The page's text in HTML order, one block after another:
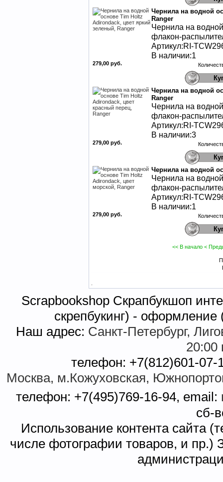
Чернила на водной
Ranger
Чернила на
флакон-
Артикул:RI-
В наличии:1
279,00 руб.
Чернила на водной
Ranger
Чернила на
флакон-
Артикул:RI-
В наличии:3
279,00 руб.
Чернила на водной
Чернила на
флакон-
Артикул:RI-
В наличии:1
279,00 руб.
<< В начало <
Scrapbookshop Скрапбукшоп
скрепбукинг) -
Наш адрес: Санкт-Петербург,
20:00
телефон: +7(812)601-
Москва, м.Кожуховская,
телефон: +7(495)769-16-94, email:
сб-
Использование контента сайта
числе фотографии товаров, и